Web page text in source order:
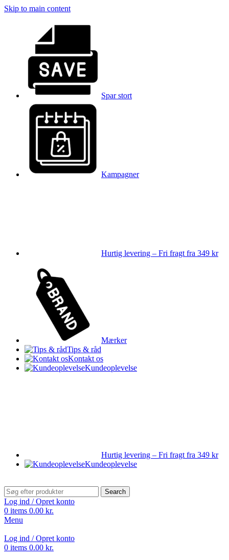
Skip to main content
Spar stort
Kampagner
Hurtig levering – Fri fragt fra 349 kr
Mærker
Tips & råd
Kontakt os
Kundeoplevelse
Hurtig levering – Fri fragt fra 349 kr
Kundeoplevelse
Search
Log ind / Opret konto
0 items 0.00 kr.
Menu
Log ind / Opret konto
0 items 0.00 kr.